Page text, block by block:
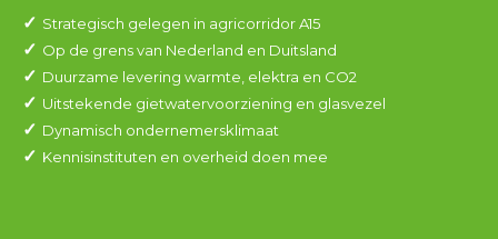
Strategisch gelegen in agricorridor A15
Op de grens van Nederland en Duitsland
Duurzame levering warmte, elektra en CO2
Uitstekende gietwatervoorziening en glasvezel
Dynamisch ondernemersklimaat
Kennisinstituten en overheid doen mee